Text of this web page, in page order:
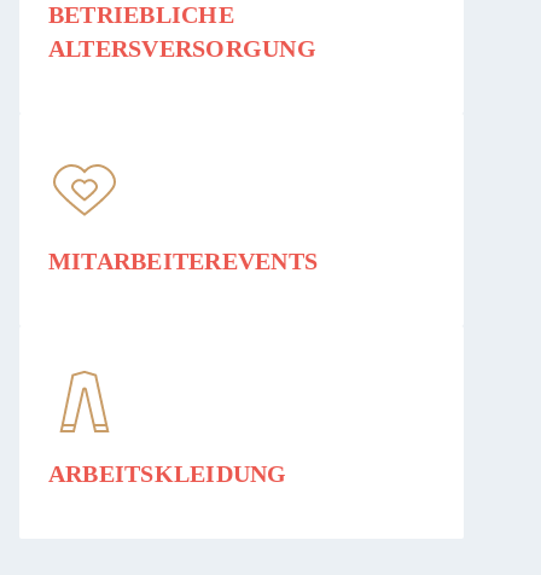
BETRIEBLICHE
ALTERSVERSORGUNG
MITARBEITEREVENTS
ARBEITSKLEIDUNG